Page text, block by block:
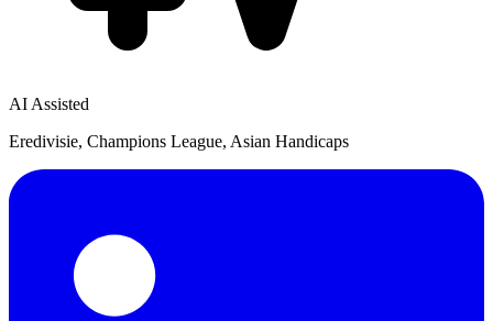
AI Assisted
Eredivisie, Champions League, Asian Handicaps